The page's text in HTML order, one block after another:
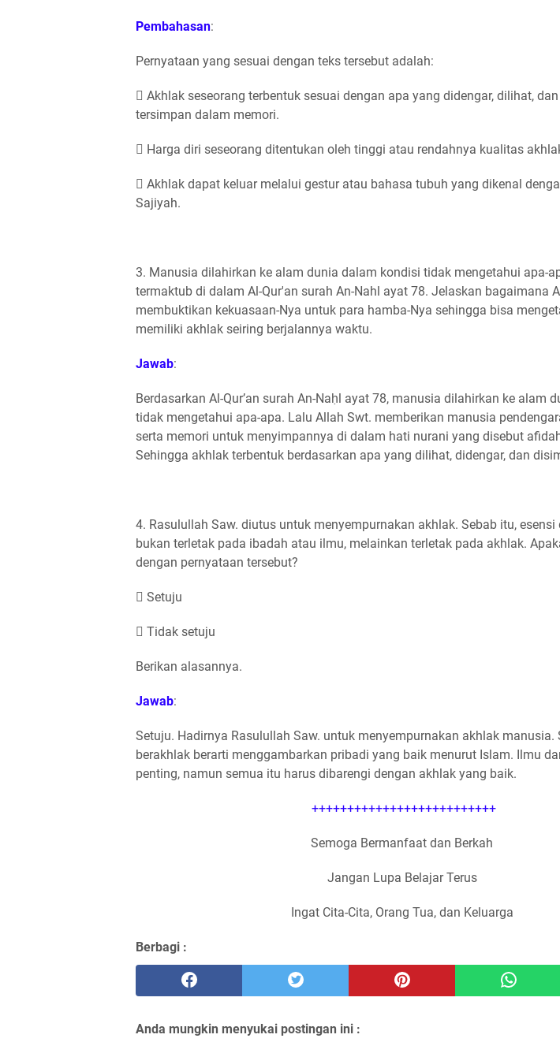
Pembahasan:
Pernyataan yang sesuai dengan teks tersebut adalah:
 Akhlak seseorang terbentuk sesuai dengan apa yang didengar, dilihat,
tersimpan dalam memori.
 Harga diri seseorang ditentukan oleh tinggi atau rendahnya kualitas
 Akhlak dapat keluar melalui gestur atau bahasa tubuh yang dikenal
Sajiyah.
3. Manusia dilahirkan ke alam dunia dalam kondisi tidak mengetahui apa-
termaktub di dalam Al-Qur'an surah An-Nahl ayat 78. Jelaskan bagaimana
membuktikan kekuasaan-Nya untuk para hamba-Nya sehingga bisa
memiliki akhlak seiring berjalannya waktu.
Jawab:
Berdasarkan Al-Qur’an surah An-Naḥl ayat 78, manusia dilahirkan ke alam
tidak mengetahui apa-apa. Lalu Allah Swt. memberikan manusia
serta memori untuk menyimpannya di dalam hati nurani yang disebut
Sehingga akhlak terbentuk berdasarkan apa yang dilihat, didengar, dan
4. Rasulullah Saw. diutus untuk menyempurnakan akhlak. Sebab itu,
bukan terletak pada ibadah atau ilmu, melainkan terletak pada akhlak.
dengan pernyataan tersebut?
 Setuju
 Tidak setuju
Berikan alasannya.
Jawab:
Setuju. Hadirnya Rasulullah Saw. untuk menyempurnakan akhlak manusia.
berakhlak berarti menggambarkan pribadi yang baik menurut Islam. Ilmu
penting, namun semua itu harus dibarengi dengan akhlak yang baik.
++++++++++++++++++++++++++
Semoga Bermanfaat dan Berkah
Jangan Lupa Belajar Terus
Ingat Cita-Cita, Orang Tua, dan Keluarga
Berbagi :
Anda mungkin menyukai postingan ini :